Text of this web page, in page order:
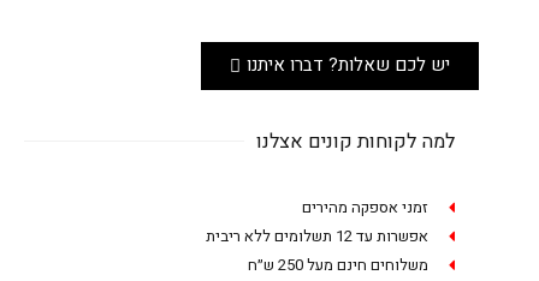
יש לכם שאלות? דברו איתנו
למה לקוחות קונים אצלנו
זמני אספקה מהירים
אפשרות עד 12 תשלומים ללא ריבית
משלוחים חינם מעל 250 ש״ח